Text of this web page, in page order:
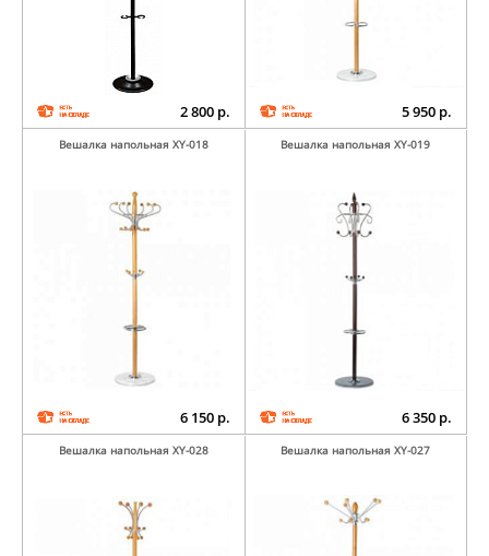
2 800 р. 5 950 р.
Вешалка напольная XY-018
6 150 р.
Вешалка напольная XY-019
6 350 р.
Вешалка напольная XY-028 Вешалка напольная XY-027